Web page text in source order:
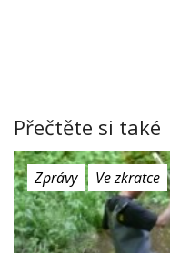
Přečtěte si také
Zprávy Ve zkratce